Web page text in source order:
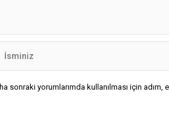
sonraki yorumlarımda kullanılması için